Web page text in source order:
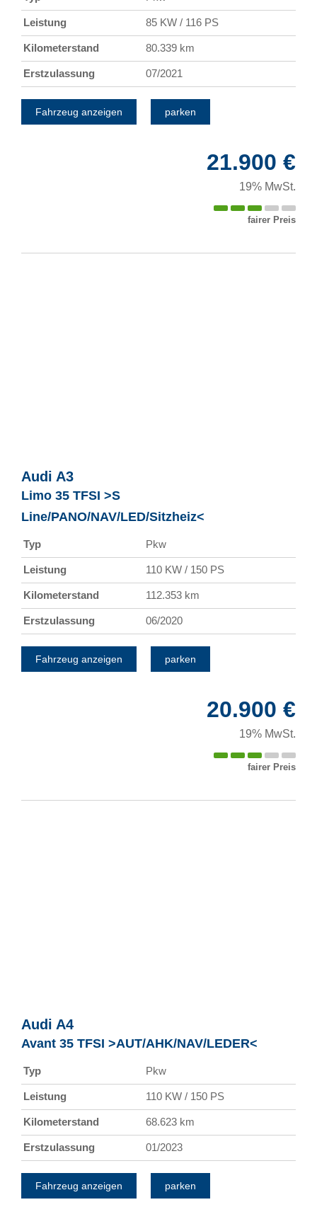
Leistung 85 KW / 116 PS
Kilometerstand 80.339 km
Erstzulassung 07/2021
Fahrzeug anzeigen parken
21.900 €
19% MwSt.
fairer Preis
Audi A3
Limo 35 TFSI >S
Line/PANO/NAV/LED/Sitzheiz<
Typ Pkw
Leistung 110 KW / 150 PS
Kilometerstand 112.353 km
Erstzulassung 06/2020
Fahrzeug anzeigen parken
20.900 €
19% MwSt.
fairer Preis
Audi A4
Avant 35 TFSI >AUT/AHK/NAV/LEDER<
Typ Pkw
Leistung 110 KW / 150 PS
Kilometerstand 68.623 km
Erstzulassung 01/2023
Fahrzeug anzeigen parken